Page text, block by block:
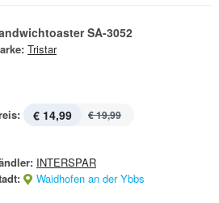
SA-3052
Tristar
€ 14,99 € 19,99
INTERSPAR
Waidhofen an der Ybbs